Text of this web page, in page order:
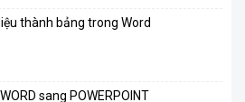
thành bảng trong Word
sang POWERPOINT